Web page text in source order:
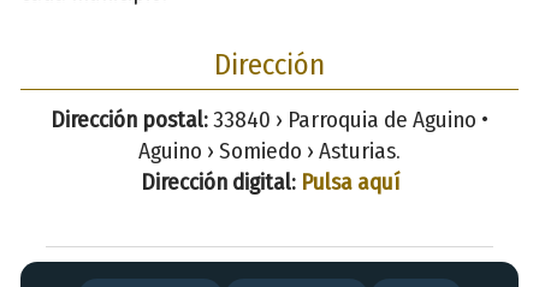
Dirección
Dirección postal:33840 › Parroquia de Aguino •
Aguino › Somiedo › Asturias.
Dirección digital: Pulsa aquí